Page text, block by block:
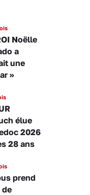
Noëlle
a
une
»
élue
2026
28 ans
prend
de